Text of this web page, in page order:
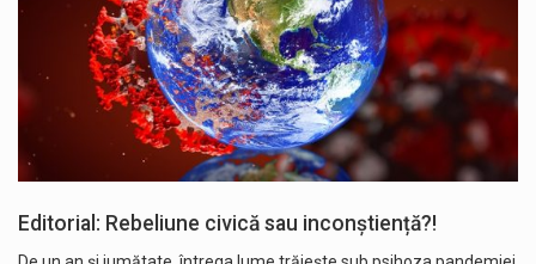
Editorial: Rebeliune civică sau inconștiență?!